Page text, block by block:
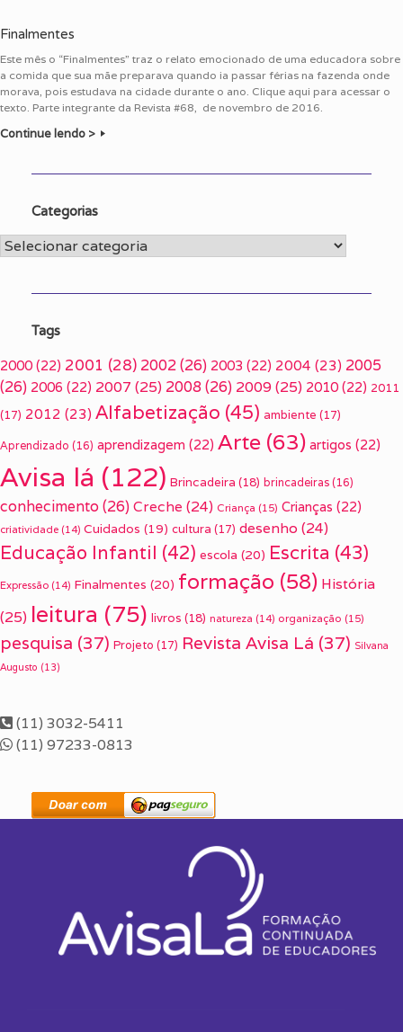
Finalmentes
Este mês o “Finalmentes” traz o relato emocionado de uma educadora sobre
a comida que sua mãe preparava quando ia passar férias na fazenda onde
morava, pois estudava na cidade durante o ano. Clique aqui para acessar o
texto. Parte integrante da Revista #68, de novembro de 2016.
Continue lendo >
Categorias
Categorias
Tags
2000 (22) 2001 (28) 2002(26) 2003 (22) 2004 (23) 2005
(26) 2006 (22) 2007 (25) 2008(26) 2009(25) 2010 (22) 2011
(17) 2012 (23) Alfabetização (45) ambiente (17)
Aprendizado (16) aprendizagem (22) Arte (63) artigos (22)
Avisa lá (122) Brincadeira (18) brincadeiras (16)
conhecimento(26) Creche (24) Criança (15) Crianças (22)
criatividade (14) Cuidados (19) cultura (17) desenho (24)
Educação Infantil (42) escola (20) Escrita (43)
Expressão (14) Finalmentes (20) formação (58) História
(25) leitura (75) livros (18) natureza (14) organização (15)
pesquisa (37) Projeto (17) Revista Avisa Lá (37) Silvana
Augusto (13)
(11) 3032-5411
(11) 97233-0813